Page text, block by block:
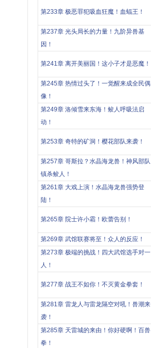
第233章 极恶罪犯吸血狂魔！血蝠王！
第237章 光头局长的力量！九阶异兽基
因！
第241章 离开美丽国！这小子才是恶魔！
第245章 热情过头了！一觉醒来成全民偶
像！
第249章 洛倾雪来东海！鲛人呼吸法启
动！
第253章 奇特的矿洞！樱花部队来袭！
第257章 哥斯拉？水晶海龙兽！神风部队
镇杀鲛人！
第261章 大戏上演！水晶海龙兽强势登
陆！
第265章 院士许小霜！欧蕾告别！
第269章 武馆联赛将至！众人的反应！
第273章 极端的挑战！四大武馆选手对一
人！
第277章 战王不如你！不灭黄金拳套！
第281章 雷龙人与雷龙隔空对吼！兽潮来
袭！
第285章 天雷城的来由！你好硬啊！百兽
拳！